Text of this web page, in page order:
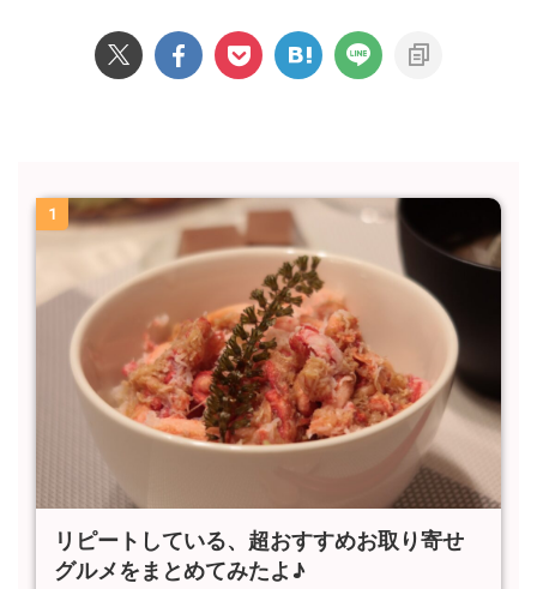
1
リピートしている、超おすすめお取り寄せ
グルメをまとめてみたよ♪